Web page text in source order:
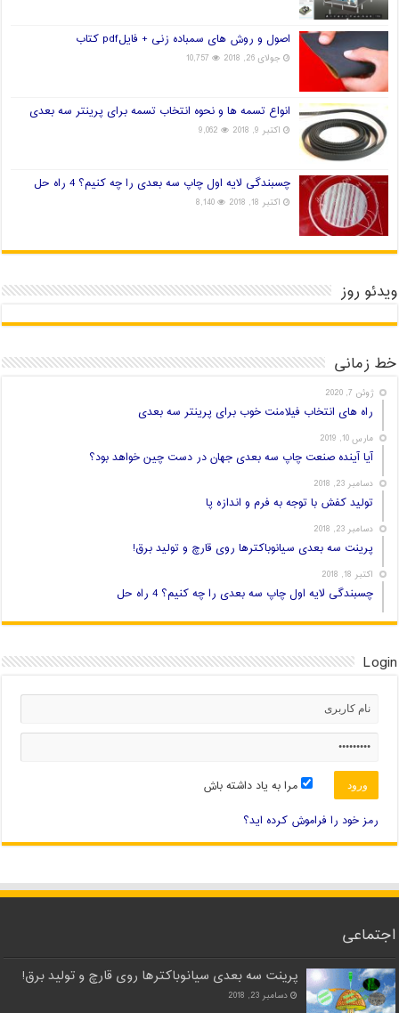
اصول و روش های سمباده زنی + فایلpdf کتاب
جولای 26, 2018 10,757
انواع تسمه ها و نحوه انتخاب تسمه برای پرینتر سه بعدی
اکتبر 9, 2018 9,062
چسبندگی لایه اول چاپ سه بعدی را چه کنیم؟ 4 راه حل
اکتبر 18, 2018 8,140
ویدئو روز
خط زمانی
ژوئن 7, 2020
راه های انتخاب فیلامنت خوب برای پرینتر سه بعدی
مارس 10, 2019
آیا آینده صنعت چاپ سه بعدی جهان در دست چین خواهد بود؟
دسامبر 23, 2018
تولید کفش با توجه به فرم و اندازه پا
دسامبر 23, 2018
پرینت سه بعدی سیانوباکترها روی قارچ و تولید برق!
اکتبر 18, 2018
چسبندگی لایه اول چاپ سه بعدی را چه کنیم؟ 4 راه حل
Login
مرا به یاد داشته باش
رمز خود را فراموش کرده اید؟
اجتماعی
پرینت سه بعدی سیانوباکترها روی قارچ و تولید برق!
دسامبر 23, 2018